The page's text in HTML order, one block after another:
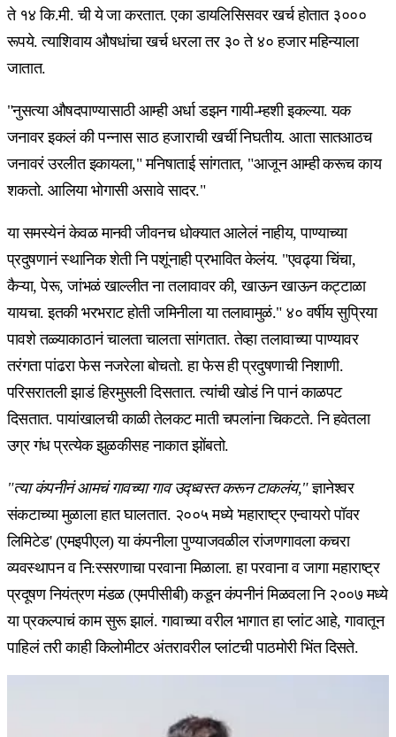
ते १४ कि.मी. ची ये जा करतात. एका डायलिसिसवर खर्च होतात ३०००
रूपये. त्याशिवाय औषधांचा खर्च धरला तर ३० ते ४० हजार महिन्याला
जातात.
"नुसत्या औषदपाण्यासाठी आम्ही अर्धा डझन गायी-म्हशी इकल्या. यक
जनावर इकलं की पन्नास साठ हजाराची खर्ची निघतीय. आता सातआठच
जनावरं उरलीत इकायला," मनिषाताई सांगतात, "आजून आम्ही करूच काय
शकतो. आलिया भोगासी असावे सादर."
या समस्येनं केवळ मानवी जीवनच धोक्यात आलेलं नाहीय, पाण्याच्या
प्रदुषणानं स्थानिक शेती नि पशूंनाही प्रभावित केलंय. "एवढ्या चिंचा,
कैऱ्या, पेरू, जांभळं खाल्लीत ना तलावावर की, खाऊन खाऊन कट्टाळा
यायचा. इतकी भरभराट होती जमिनीला या तलावामुळं." ४० वर्षीय सुप्रिया
पावशे तळ्याकाठानं चालता चालता सांगतात. तेव्हा तलावाच्या पाण्यावर
तरंगता पांढरा फेस नजरेला बोचतो. हा फेस ही प्रदुषणाची निशाणी.
परिसरातली झाडं हिरमुसली दिसतात. त्यांची खोडं नि पानं काळपट
दिसतात. पायांखालची काळी तेलकट माती चपलांना चिकटते. नि हवेतला
उग्र गंध प्रत्येक झुळकीसह नाकात झोंबतो.
"त्या कंपनीनं आमचं गावच्या गाव उद्ध्वस्त करून टाकलंय,"ज्ञानेश्वर
संकटाच्या मुळाला हात घालतात. २००५ मध्ये 'महाराष्ट्र एन्वायरो पॉवर
लिमिटेड' (एमइपीएल) या कंपनीला पुण्याजवळील रांजणगावला कचरा
व्यवस्थापन व नि:स्सरणाचा परवाना मिळाला. हा परवाना व जागा महाराष्ट्र
प्रदूषण नियंत्रण मंडळ (एमपीसीबी) कडून कंपनीनं मिळवला नि २००७ मध्ये
या प्रकल्पाचं काम सुरू झालं. गावाच्या वरील भागात हा प्लांट आहे, गावातून
पाहिलं तरी काही किलोमीटर अंतरावरील प्लांटची पाठमोरी भिंत दिसते.